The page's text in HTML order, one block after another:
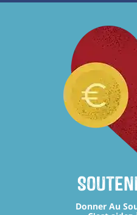
Donner Au